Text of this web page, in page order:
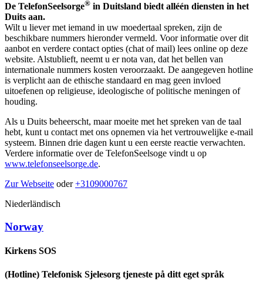
De TelefonSeelsorge® in Duitsland biedt alléén diensten in het
Duits aan.
Wilt u liever met iemand in uw moedertaal spreken, zijn de
beschikbare nummers hieronder vermeld. Voor informatie over dit
aanbot en verdere contact opties (chat of mail) lees online op deze
website. Alstublieft, neemt u er nota van, dat het bellen van
internationale nummers kosten veroorzaakt. De aangegeven hotline
is verplicht aan de ethische standaard en mag geen invloed
uitoefenen op religieuse, ideologische of politische meningen of
houding.
Als u Duits beheerscht, maar moeite met het spreken van de taal
hebt, kunt u contact met ons opnemen via het vertrouwelijke e-mail
systeem. Binnen drie dagen kunt u een eerste reactie verwachten.
Verdere informatie over de TelefonSeelsoge vindt u op
www.telefonseelsorge.de.
Zur Webseite oder +3109000767
Niederländisch
Norway
Kirkens SOS
(Hotline) Telefonisk Sjelesorg tjeneste på ditt eget språk